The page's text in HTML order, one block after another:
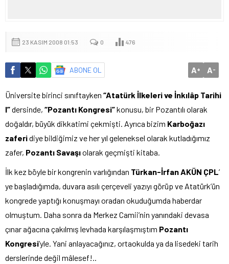
23 KASIM 2008 01:53 0 476
ABONE OL A+ A-
Üniversite birinci sınıftayken “Atatürk İlkeleri ve İnkılâp Tarihi
I”dersinde, “Pozantı Kongresi”konusu, bir Pozantılı olarak
doğaldır, büyük dikkatimi çekmişti. Ayrıca bizim Karboğazı
zaferidiye bildiğimiz ve her yıl geleneksel olarak kutladığımız
zafer, Pozantı Savaşıolarak geçmişti kitaba.
İlk kez böyle bir kongrenin varlığından Türkan-İrfan AKÜN ÇPL’
ye başladığımda, duvara asılı çerçeveli yazıyı görüp ve Atatürk’ün
kongrede yaptığı konuşmayı oradan okuduğumda haberdar
olmuştum. Daha sonra da Merkez Camii’nin yanındaki devasa
çınar ağacına çakılmış levhada karşılaşmıştım Pozantı
Kongresi’yle. Yani anlayacağınız, ortaokulda ya da lisedeki tarih
derslerinde değil mâlesef!..